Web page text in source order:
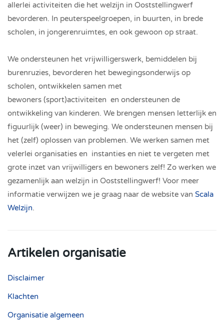
allerlei activiteiten die het welzijn in Ooststellingwerf
bevorderen. In peuterspeelgroepen, in buurten, in brede
scholen, in jongerenruimtes, en ook gewoon op straat.
We ondersteunen het vrijwilligerswerk, bemiddelen bij
burenruzies, bevorderen het bewegingsonderwijs op
scholen, ontwikkelen samen met
bewoners (sport)activiteiten en ondersteunen de
ontwikkeling van kinderen. We brengen mensen letterlijk en
figuurlijk (weer) in beweging. We ondersteunen mensen bij
het (zelf) oplossen van problemen. We werken samen met
velerlei organisaties en instanties en niet te vergeten met
grote inzet van vrijwilligers en bewoners zelf! Zo werken we
gezamenlijk aan welzijn in Ooststellingwerf! Voor meer
informatie verwijzen we je graag naar de website van Scala
Welzijn.
Artikelen organisatie
Disclaimer
Klachten
Organisatie algemeen